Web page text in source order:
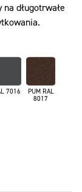
długotrwałe
7016
PUM RAL
8017